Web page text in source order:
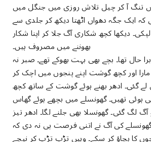
تنگ آ کر چیل تلاش روزی میں جنگل میں
ایک جگہ دھواں اٹھتا دیکھ کر جلدی سے
دیکھا کچھ شکاری آگ جلا کر اپنا شکار
بھوننے میں مصروف ہیں۔
حال تھا۔ بچے بھی بہت بھوکے تھے۔ صبر نہ
اور کچھ گوشت اپنے پنجوں میں اچک کر
گئی۔ ادھر بھنے ہوئے گوشت کے ساتھ کچھ
ہوئی تھیں۔ گھونسلے میں بچھے ہوئے گھاس
لگ گئی۔ گھونسلا بھی جلنے لگا۔ ادھر تیز
گھونسلے کی آگ نے اتنی فرصت ہی نہ دی کہ
کا بچاؤ کر سکے۔ وہیں تڑپ تڑپ کر نیچے